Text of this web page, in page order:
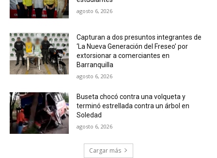
agosto 6, 2026
Capturan a dos presuntos integrantes de
‘La Nueva Generación del Freseo’ por
extorsionar a comerciantes en
Barranquilla
agosto 6, 2026
Buseta chocó contra una volqueta y
terminó estrellada contra un árbol en
Soledad
agosto 6, 2026
Cargar más